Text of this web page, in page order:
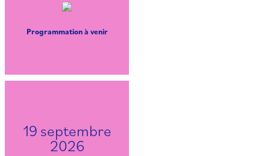
Programmation à venir
19 septembre
2026